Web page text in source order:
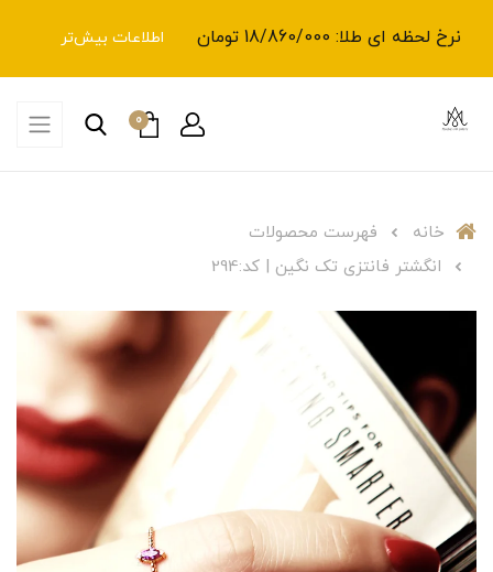
نرخ لحظه ای طلا: 18/860/000 تومان اطلاعات بیش‌تر
0
خانه
فهرست محصولات
انگشتر فانتزی تک نگین | کد:294